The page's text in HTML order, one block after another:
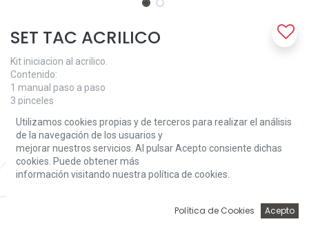
Price:
Add to Cart
SET TAC ACRILICO
Kit iniciacion al acrilico.
Contenido:
1 manual paso a paso
3 pinceles
1 block de hojas
32,00 €
Utilizamos cookies propias y de terceros para realizar el análisis
de la navegación de los usuarios y
mejorar nuestros servicios. Al pulsar Acepto consiente dichas
cookies. Puede obtener más
información visitando nuestra política de cookies.
Política de Cookies Acepto